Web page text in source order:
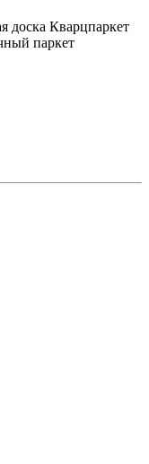
доска Кварцпаркет
паркет